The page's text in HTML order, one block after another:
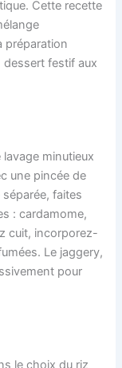
Cette recette
préparation
festif aux
minutieux
une pincée de
faites
: cardamome,
cuit, incorporez-
Le jaggery,
pour
le choix du riz